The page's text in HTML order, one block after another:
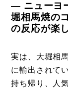
― ニューヨ
堀相馬焼の
の反応が楽
実は、大堀相
に輸出されて
持ち帰り、人